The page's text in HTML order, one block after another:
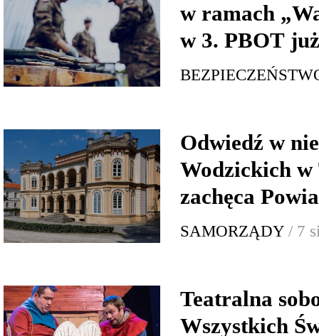
w ramach
w 3. PBOT
Odwiedź w
Wodzickich w
zachęca
SAMORZĄDY / 7
Teatralna
Wszystkich